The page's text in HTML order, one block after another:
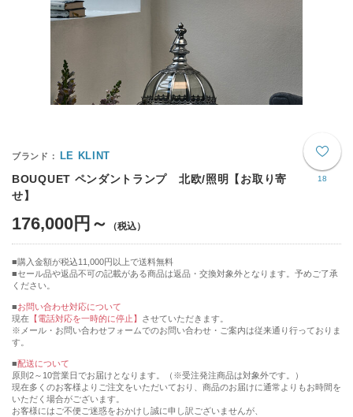
18
LE KLINT
BOUQUET ペンダントランプ 北欧/照明【お取り寄
せ】
176,000円～
購入金額が税込11,000円以上で送料無料
セール品や返品不可の記載がある商品は返品・交換対象外となります。予めご了承
ください。
■お問い合わせ対応について
現在 【電話対応を一時的に停止】 させていただきます。
※メール・お問い合わせフォームでのお問い合わせ・ご案内は従来通り行っておりま
す。
■配送について
原則2～10営業日でお届けとなります。（※受注発注商品は対象外です。）
現在多くのお客様よりご注文をいただいており、商品のお届けに通常よりもお時間を
いただく場合がございます。
お客様にはご不便ご迷惑をおかけし誠に申し訳ございませんが、